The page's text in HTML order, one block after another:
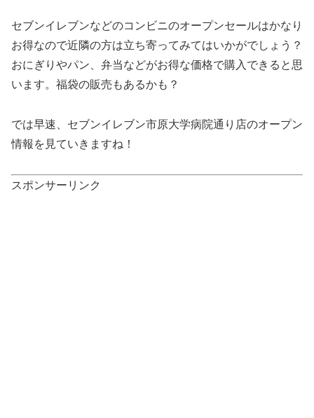
セブンイレブンなどのコンビニのオープンセールはかなり
お得なので近隣の方は立ち寄ってみてはいかがでしょう？
おにぎりやパン、弁当などがお得な価格で購入できると思
います。福袋の販売もあるかも？
では早速、セブンイレブン市原大学病院通り店のオープン
情報を見ていきますね！
スポンサーリンク